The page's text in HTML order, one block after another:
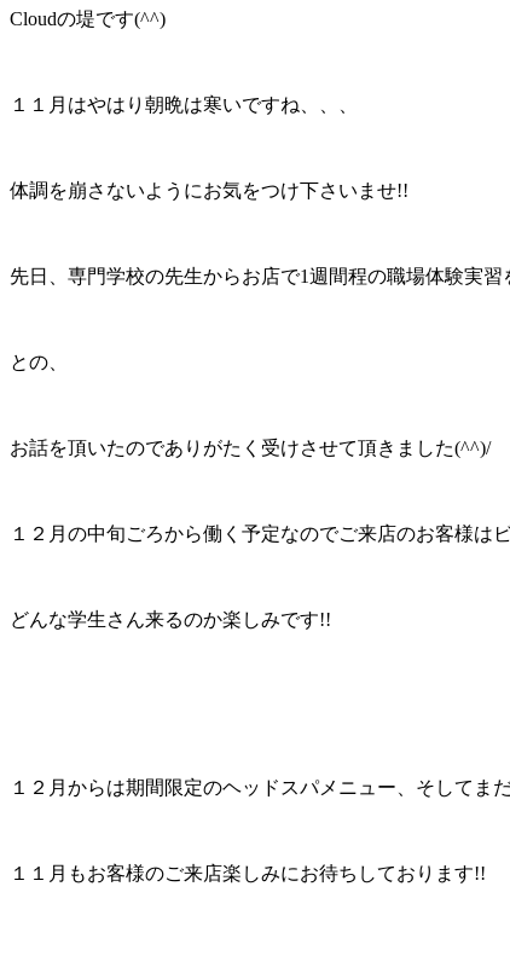
Cloudの堤です(^^)
１１月はやはり朝晩は寒いですね、、、
体調を崩さないようにお気をつけ下さいませ!!
先日、専門学校の先生からお店で1週間程の職場体験実習
との、
お話を頂いたのでありがたく受けさせて頂きました(^^)/
１２月の中旬ごろから働く予定なのでご来店のお客様は
どんな学生さん来るのか楽しみです!!
１２月からは期間限定のヘッドスパメニュー、そして
１１月もお客様のご来店楽しみにお待ちしております!!